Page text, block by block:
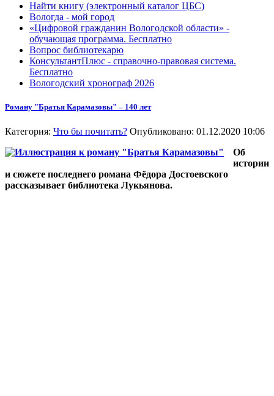
Найти книгу (электронный каталог ЦБС)
Вологда - мой город
«Цифровой гражданин Вологодской области» -
обучающая программа. Бесплатно
Вопрос библиотекарю
КонсультантПлюс - справочно-правовая система.
Бесплатно
Вологодский хронограф 2026
Роману "Братья Карамазовы" – 140 лет
Категория: Что бы почитать? Опубликовано: 01.12.2020 10:06
Об
истории
и сюжете последнего романа Фёдора Достоевского
рассказывает библиотека Лукьянова.